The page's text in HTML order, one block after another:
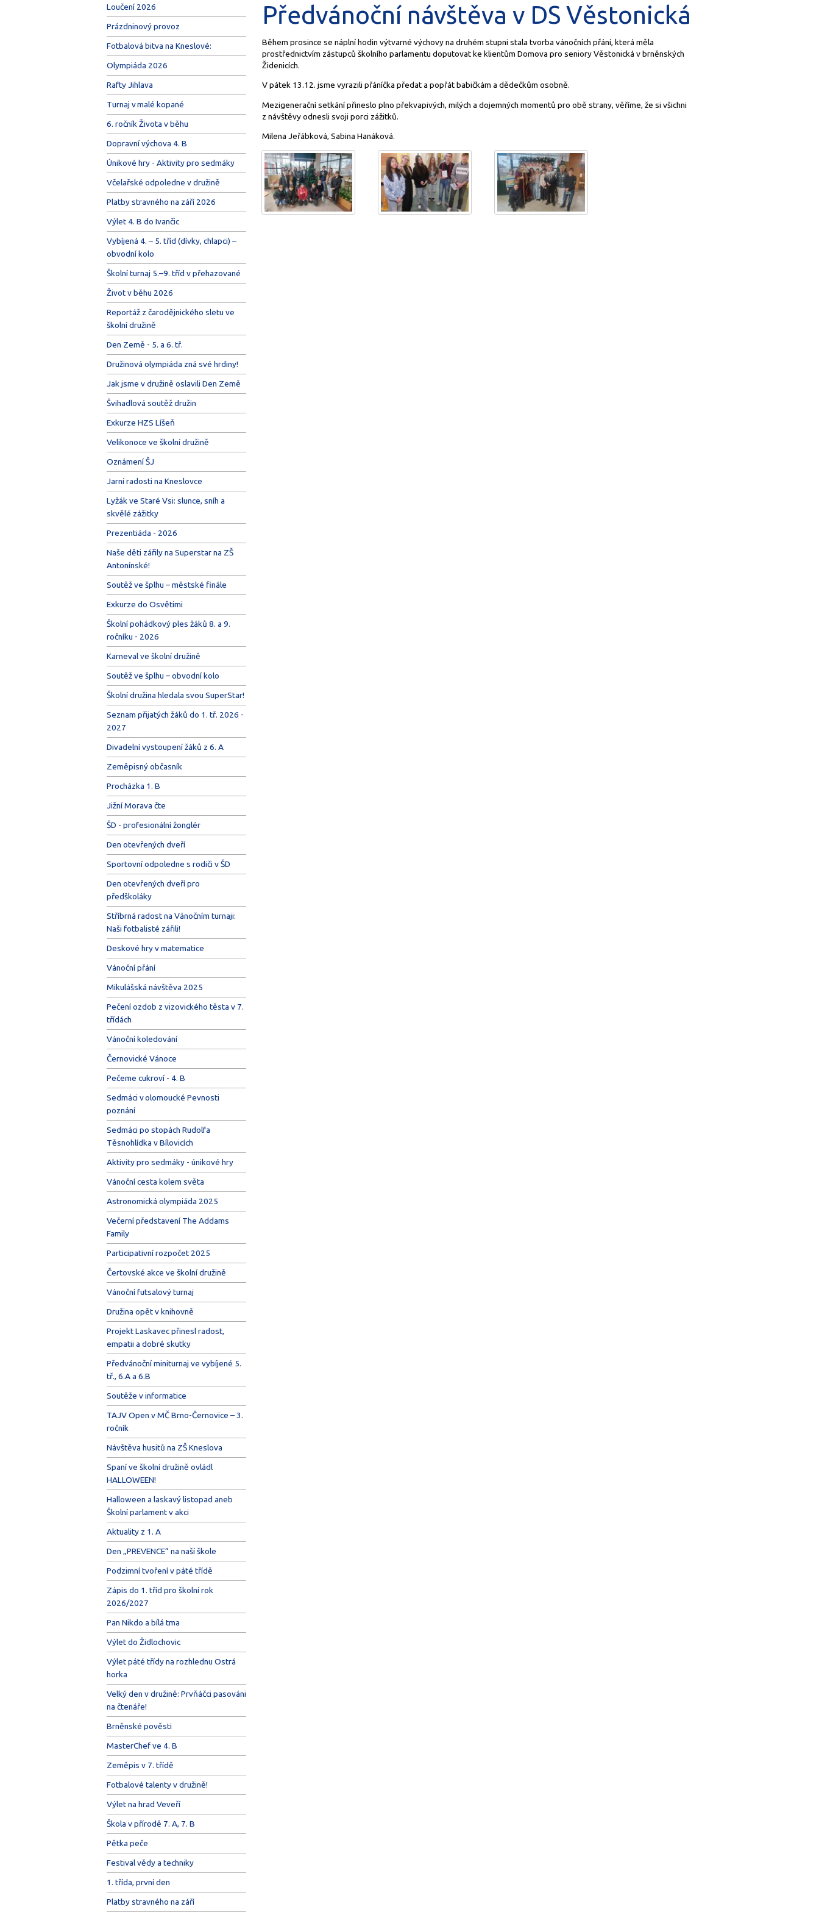
Loučení 2026
Prázdninový provoz
Fotbalová bitva na Kneslové:
Olympiáda 2026
Rafty Jihlava
Turnaj v malé kopané
6. ročník Života v běhu
Dopravní výchova 4. B
Únikové hry - Aktivity pro sedmáky
Včelařské odpoledne v družině
Platby stravného na září 2026
Výlet 4. B do Ivančic
Vybíjená 4. – 5. tříd (dívky, chlapci) –
obvodní kolo
Školní turnaj 5.–9. tříd v přehazované
Život v běhu 2026
Reportáž z čarodějnického sletu ve
školní družině
Den Země - 5. a 6. tř.
Družinová olympiáda zná své hrdiny!
Jak jsme v družině oslavili Den Země
Švihadlová soutěž družin
Exkurze HZS Líšeň
Velikonoce ve školní družině
Oznámení ŠJ
Jarní radosti na Kneslovce
Lyžák ve Staré Vsi: slunce, sníh a
skvělé zážitky
Prezentiáda - 2026
Naše děti zářily na Superstar na ZŠ
Antonínské!
Soutěž ve šplhu – městské finále
Exkurze do Osvětimi
Školní pohádkový ples žáků 8. a 9.
ročníku - 2026
Karneval ve školní družině
Soutěž ve šplhu – obvodní kolo
Školní družina hledala svou SuperStar!
Seznam přijatých žáků do 1. tř. 2026 -
2027
Divadelní vystoupení žáků z 6. A
Zeměpisný občasník
Procházka 1. B
Jižní Morava čte
ŠD - profesionální žonglér
Den otevřených dveří
Sportovní odpoledne s rodiči v ŠD
Den otevřených dveří pro
předškoláky
Stříbrná radost na Vánočním turnaji:
Naši fotbalisté zářili!
Deskové hry v matematice
Vánoční přání
Mikulášská návštěva 2025
Pečení ozdob z vizovického těsta v 7.
třídách
Vánoční koledování
Černovické Vánoce
Pečeme cukroví - 4. B
Sedmáci v olomoucké Pevnosti
poznání
Sedmáci po stopách Rudolfa
Těsnohlídka v Bílovicích
Aktivity pro sedmáky - únikové hry
Vánoční cesta kolem světa
Astronomická olympiáda 2025
Večerní představení The Addams
Family
Participativní rozpočet 2025
Čertovské akce ve školní družině
Vánoční futsalový turnaj
Družina opět v knihovně
Projekt Laskavec přinesl radost,
empatii a dobré skutky
Předvánoční miniturnaj ve vybíjené 5.
tř., 6.A a 6.B
Soutěže v informatice
TAJV Open v MČ Brno-Černovice – 3.
ročník
Návštěva husitů na ZŠ Kneslova
Spaní ve školní družině ovládl
HALLOWEEN!
Halloween a laskavý listopad aneb
Školní parlament v akci
Aktuality z 1. A
Den „PREVENCE“ na naší škole
Podzimní tvoření v páté třídě
Zápis do 1. tříd pro školní rok
2026/2027
Pan Nikdo a bílá tma
Výlet do Židlochovic
Výlet páté třídy na rozhlednu Ostrá
horka
Velký den v družině: Prvňáčci pasováni
na čtenáře!
Brněnské pověsti
MasterChef ve 4. B
Zeměpis v 7. třídě
Fotbalové talenty v družině!
Výlet na hrad Veveří
Škola v přírodě 7. A, 7. B
Pětka peče
Festival vědy a techniky
1. třída, první den
Platby stravného na září
Předvánoční návštěva v DS Věstonická
Během prosince se náplní hodin výtvarné výchovy na druhém stupni stala tvorba vánočních přání, která měla
prostřednictvím zástupců školního parlamentu doputovat ke klientům Domova pro seniory Věstonická v brněnských
Židenicích.
V pátek 13.12. jsme vyrazili přáníčka předat a popřát babičkám a dědečkům osobně.
Mezigenerační setkání přineslo plno překvapivých, milých a dojemných momentů pro obě strany, věříme, že si všichni
z návštěvy odnesli svoji porci zážitků.
Milena Jeřábková, Sabina Hanáková.